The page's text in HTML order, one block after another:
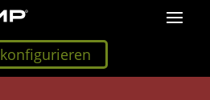
konfigurieren